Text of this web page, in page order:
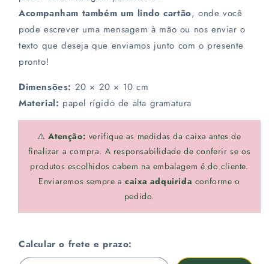
Acompanham também um lindo cartão, onde você
pode escrever uma mensagem à mão ou nos enviar o
texto que deseja que enviamos junto com o presente
pronto!
Dimensões: 20 × 20 × 10 cm
Material: papel rígido de alta gramatura
⚠️Atenção: verifique as medidas da caixa antes de
finalizar a compra. A responsabilidade de conferir se os
produtos escolhidos cabem na embalagem é do cliente.
Enviaremos sempre acaixa adquirida conforme o
pedido.
Calcular o frete e prazo: